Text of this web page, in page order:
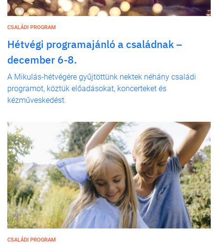
CSALÁDI PROGRAM
Hétvégi programajánló a családnak –
december 6-8.
A Mikulás-hétvégére gyűjtöttünk nektek néhány családi
programot, köztük előadásokat, koncerteket és
kézműveskedést.
CSALÁDI PROGRAM